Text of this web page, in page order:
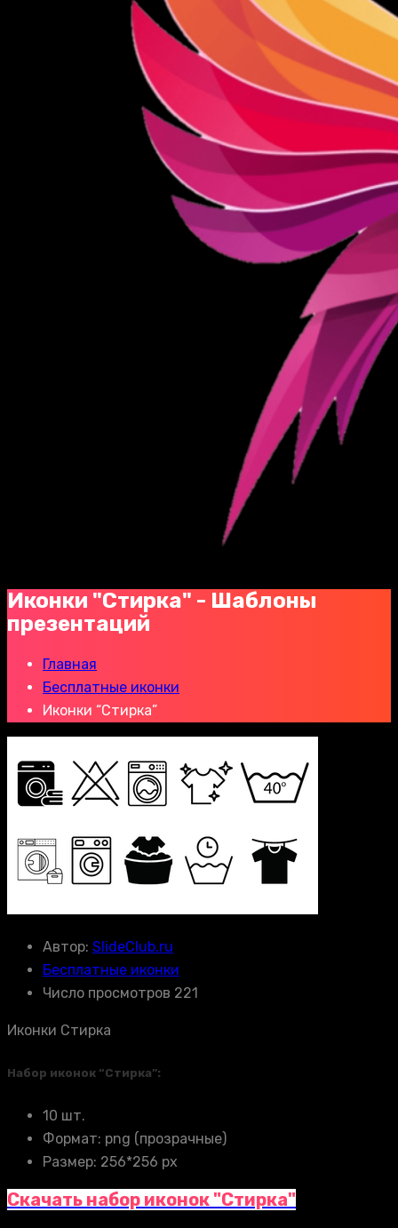
Иконки "Стирка" - Шаблоны
презентаций
Главная
Бесплатные иконки
Иконки “Стирка”
Автор: SlideClub.ru
Бесплатные иконки
Число просмотров 221
Иконки Стирка
Набор иконок “Стирка”:
10 шт.
Формат: png (прозрачные)
Размер: 256*256 px
Скачать набор иконок "Стирка"